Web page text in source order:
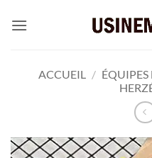
ACCUEIL /